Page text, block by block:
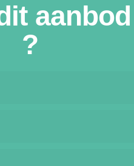
?
beschikbaar is